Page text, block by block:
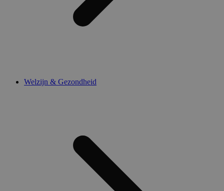
Welzijn & Gezondheid